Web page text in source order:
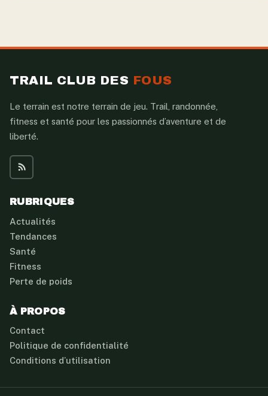
TRAIL CLUB DES FOUS
Le terrain est notre terrain de jeu. Trail, randonnée,
fitness et santé pour les passionnés d’aventure et de
liberté.
RUBRIQUES
Actualités
Tendances
Santé
Fitness
Perte de poids
À PROPOS
Contact
Politique de confidentialité
Conditions d’utilisation